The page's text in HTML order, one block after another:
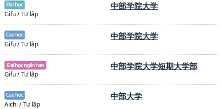
Gifu / Tư lập
中部学院大学
Gifu / Tư lập
中部学院大学
Gifu / Tư lập
中部学院大学短期大学部
Aichi / Tư lập
中部大学